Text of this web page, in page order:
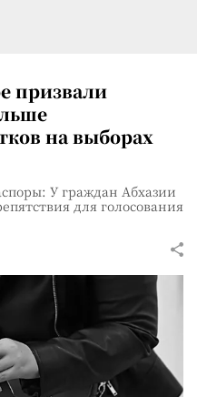
призвали
на выборах
У граждан Абхазии
для голосования